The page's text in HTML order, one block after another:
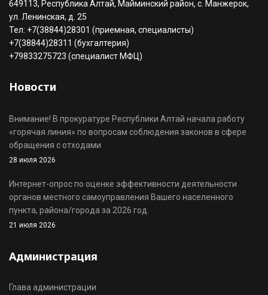
649113, Республика Алтай, Майминский район, с. Манжерок,
ул. Ленинская, д. 25
Тел: +7(38844)28301 (приемная, специалисты)
+7(38844)28311 (бухгалтерия)
+79833275723 (специалист МФЦ)
Новости
Внимание! В прокуратуре Республики Алтай начала работу
«горячая линия» по вопросам соблюдения законов в сфере
обращения с отходами
28 июля 2026
Интернет-опрос по оценке эффективности деятельности
органов местного самоуправления Вашего населенного
пункта, района/города за 2026 год.
21 июля 2026
Администрация
Глава администрации